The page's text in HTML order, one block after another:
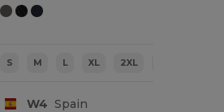
S M L XL 2XL
W4 Spain